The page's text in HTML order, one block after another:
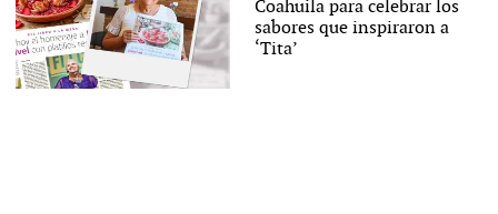
Coahuila para celebrar los
sabores que inspiraron a
‘Tita’